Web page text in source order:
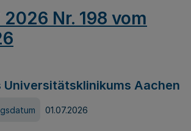
2026 Nr. 198 vom
Universitätsklinikums Aachen
01.07.2026